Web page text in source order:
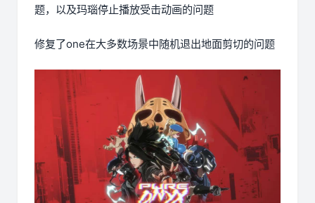
题，以及玛瑙停止播放受击动画的问题
修复了one在大多数场景中随机退出地面剪切的问题